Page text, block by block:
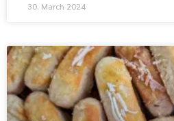
30. March 2024